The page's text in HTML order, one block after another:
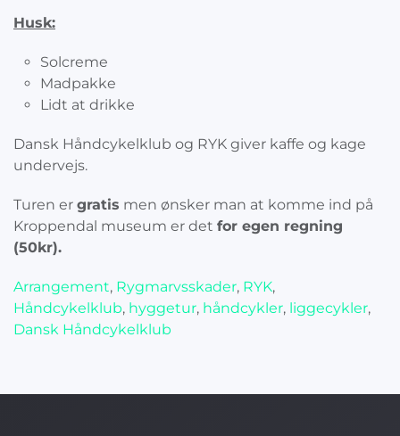
Husk:
Solcreme
Madpakke
Lidt at drikke
Dansk Håndcykelklub og RYK giver kaffe og kage
undervejs.
Turen er gratis men ønsker man at komme ind på
Kroppendal museum er det for egen regning
(50kr).
Arrangement, Rygmarvsskader, RYK,
Håndcykelklub, hyggetur, håndcykler, liggecykler,
Dansk Håndcykelklub